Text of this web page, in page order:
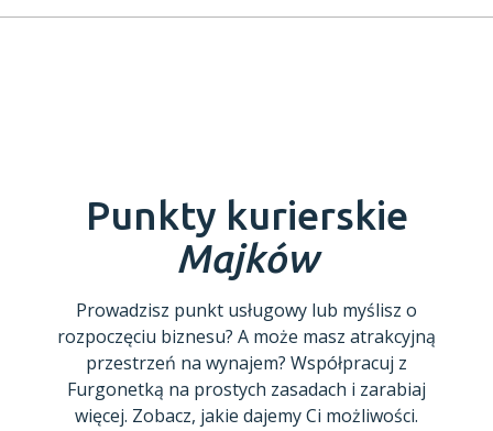
Punkty kurierskie
Majków
Prowadzisz punkt usługowy lub myślisz o
rozpoczęciu biznesu? A może masz atrakcyjną
przestrzeń na wynajem? Współpracuj z
Furgonetką na prostych zasadach i zarabiaj
więcej. Zobacz, jakie dajemy Ci możliwości.